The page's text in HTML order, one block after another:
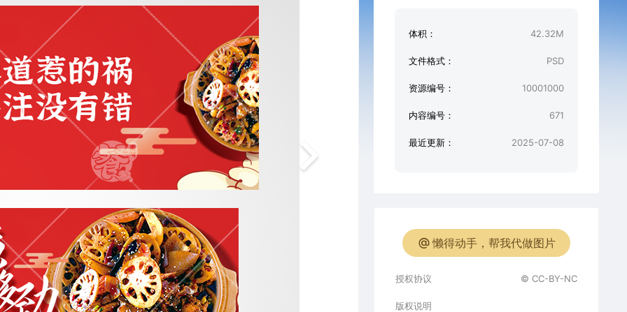
体积： 42.32M
文件格式： PSD
资源编号： 10001000
内容编号： 671
最近更新： 2025-07-08
懒得动手，帮我代做图片
授权协议 © CC-BY-NC
版权说明